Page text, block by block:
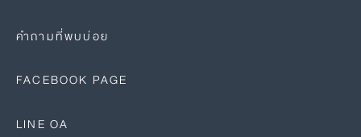
คำถามที่พบบ่อย
FACEBOOK PAGE
LINE OA